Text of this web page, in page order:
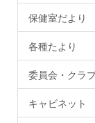
保健室だより
各種たより
委員会・クラ
キャビネット